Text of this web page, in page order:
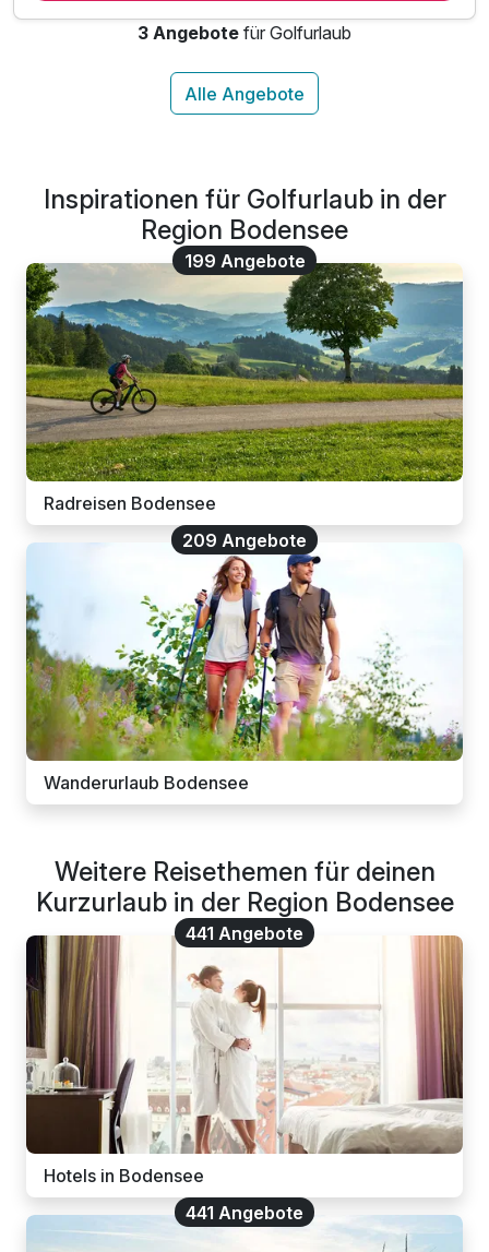
1 x 60 Minuten Golfstunde*
1 x Flasche Mineralwasser auf Ihrem Zimmer
inkl. WLAN im ganzen Hotel
3 Angebote für Golfurlaub
Inspirationen für Golfurlaub in der
Region Bodensee
199 Angebote
Radreisen Bodensee
209 Angebote
Wanderurlaub Bodensee
Weitere Reisethemen für deinen
Kurzurlaub in der Region Bodensee
441 Angebote
Hotels in Bodensee
441 Angebote